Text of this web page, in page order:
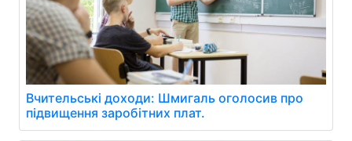
Вчительські доходи: Шмигаль оголосив про
підвищення заробітних плат.